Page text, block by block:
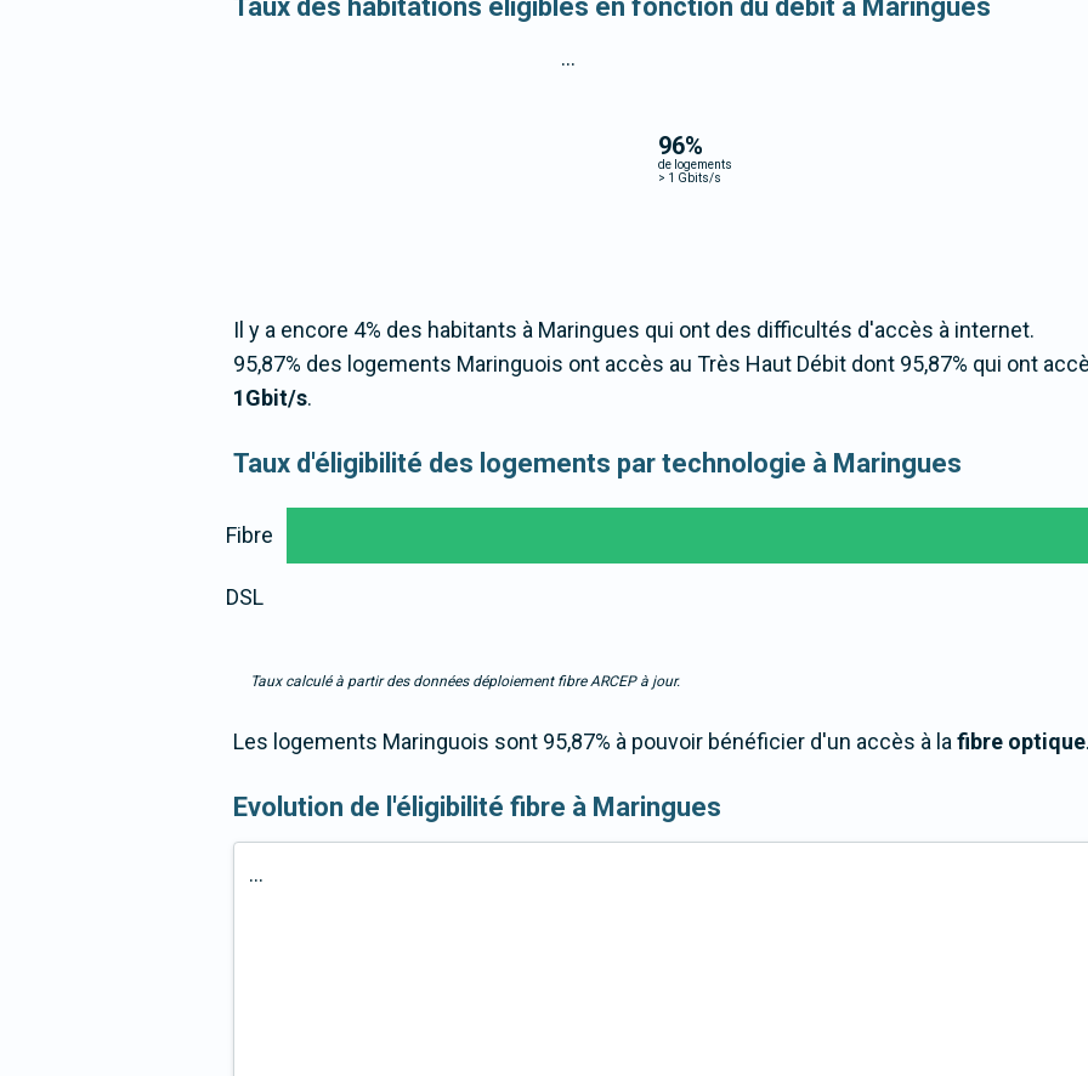
Taux des habitations éligibles en fonction du débit à Maringues
96%
de logements
> 1 Gbits/s
...
Il y a encore 4% des habitants à Maringues qui ont des difficultés d'accès à internet.
95,87% des logements Maringuois ont accès au Très Haut Débit dont 95,87% qui ont
1Gbit/s.
Taux d'éligibilité des logements par technologie à Maringues
Fibre
DSL
Taux calculé à partir des données déploiement fibre ARCEP à jour.
Les logements Maringuois sont 95,87% à pouvoir bénéficier d'un accès à lafibre optique
Evolution de l'éligibilité fibre à Maringues
...